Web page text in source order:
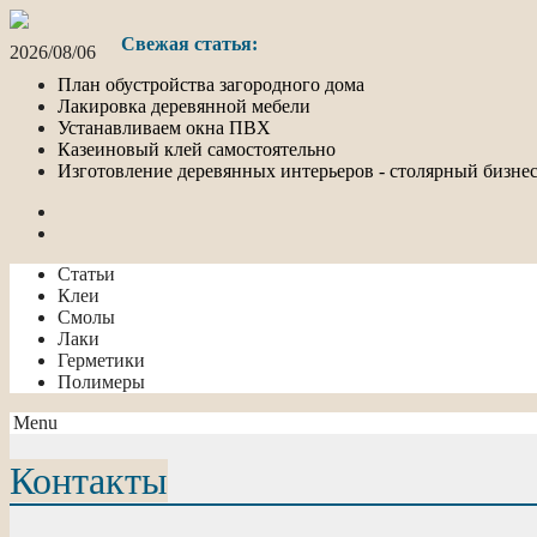
2026/08/06
Свежая статья:
План обустройства загородного дома
Лакировка деревянной мебели
Устанавливаем окна ПВХ
Казеиновый клей самостоятельно
Изготовление деревянных интерьеров - столярный бизнес
Статьи
Клеи
Смолы
Лаки
Герметики
Полимеры
Menu
Контакты